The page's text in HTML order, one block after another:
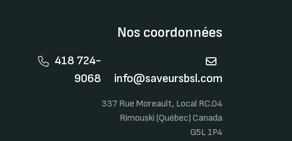
Nos coordonnées
418 724-
9068
info@saveursbsl.com
337 Rue Moreault, Local RC.04
Rimouski (Québec) Canada
G5L 1P4